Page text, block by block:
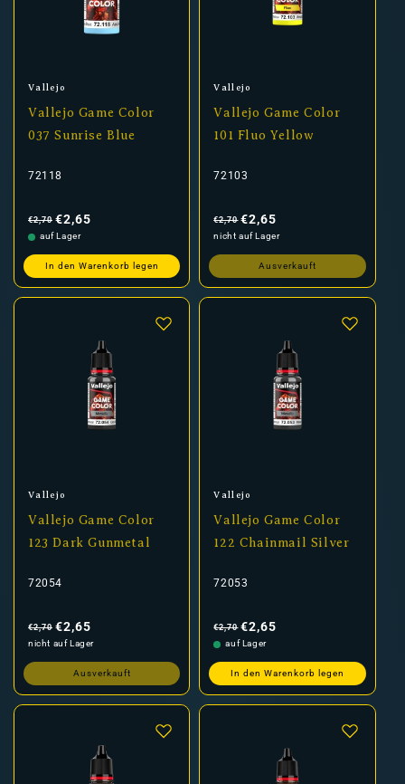
Anbieter:
Vallejo
Vallejo Game Color
037 Sunrise Blue
72118
Preis
€2,70 €2,65
auf Lager
In den Warenkorb legen
Anbieter:
Vallejo
Vallejo Game Color
101 Fluo Yellow
72103
Preis
€2,70 €2,65
nicht auf Lager
Ausverkauft
Anbieter:
Vallejo
Vallejo Game Color
123 Dark Gunmetal
72054
Preis
€2,70 €2,65
nicht auf Lager
Ausverkauft
Anbieter:
Vallejo
Vallejo Game Color
122 Chainmail Silver
72053
Preis
€2,70 €2,65
auf Lager
In den Warenkorb legen